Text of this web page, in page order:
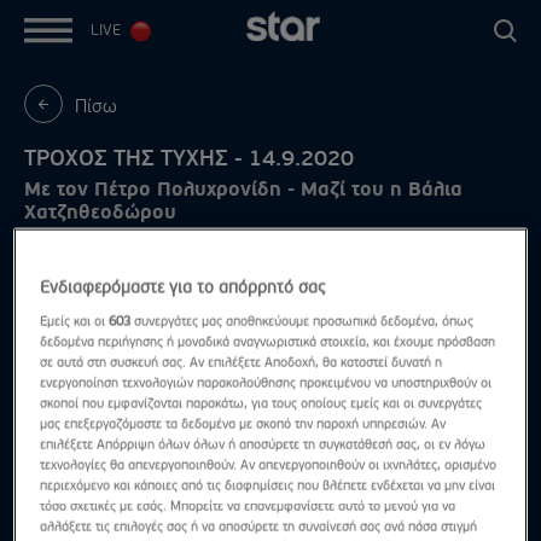
LIVE
Πίσω
ΤΡΟΧΟΣ ΤΗΣ ΤΥΧΗΣ - 14.9.2020
Με τον Πέτρο Πολυχρονίδη - Μαζί του η Βάλια
Χατζηθεοδώρου
Ενδιαφερόμαστε για το απόρρητό σας
Εμείς και οι603 συνεργάτες μας αποθηκεύουμε προσωπικά δεδομένα, όπως
δεδομένα περιήγησης ή μοναδικά αναγνωριστικά στοιχεία, και έχουμε πρόσβαση
σε αυτά στη συσκευή σας. Αν επιλέξετε Αποδοχή, θα καταστεί δυνατή η
ενεργοποίηση τεχνολογιών παρακολούθησης προκειμένου να υποστηριχθούν οι
σκοποί που εμφανίζονται παρακάτω, για τους οποίους εμείς και οι συνεργάτες
μας επεξεργαζόμαστε τα δεδομένα με σκοπό την παροχή υπηρεσιών. Αν
επιλέξετε Απόρριψη όλων όλων ή αποσύρετε τη συγκατάθεσή σας, οι εν λόγω
τεχνολογίες θα απενεργοποιηθούν. Αν απενεργοποιηθούν οι ιχνηλάτες, ορισμένο
περιεχόμενο και κάποιες από τις διαφημίσεις που βλέπετε ενδέχεται να μην είναι
τόσο σχετικές με εσάς. Μπορείτε να επανεμφανίσετε αυτό το μενού για να
αλλάξετε τις επιλογές σας ή να αποσύρετε τη συναίνεσή σας ανά πάσα στιγμή